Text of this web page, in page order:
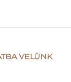
VELÜNK